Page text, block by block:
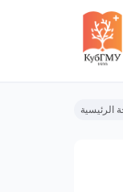
الرئيسية